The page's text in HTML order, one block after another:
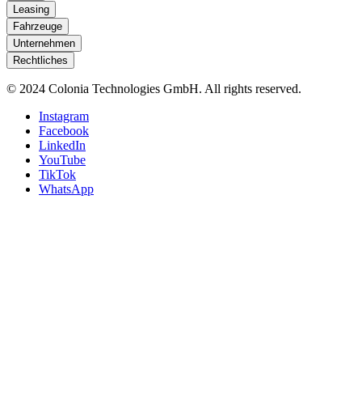
Leasing
Fahrzeuge
Unternehmen
Rechtliches
© 2024 Colonia Technologies GmbH. All rights reserved.
Instagram
Facebook
LinkedIn
YouTube
TikTok
WhatsApp